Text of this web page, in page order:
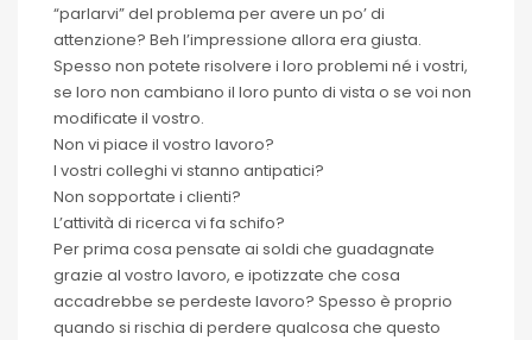
“parlarvi” del problema per avere un po’ di
attenzione? Beh l’impressione allora era giusta.
Spesso non potete risolvere i loro problemi né i vostri,
se loro non cambiano il loro punto di vista o se voi non
modificate il vostro.
Non vi piace il vostro lavoro?
I vostri colleghi vi stanno antipatici?
Non sopportate i clienti?
L’attività di ricerca vi fa schifo?
Per prima cosa pensate ai soldi che guadagnate
grazie al vostro lavoro, e ipotizzate che cosa
accadrebbe se perdeste lavoro? Spesso è proprio
quando si rischia di perdere qualcosa che questo